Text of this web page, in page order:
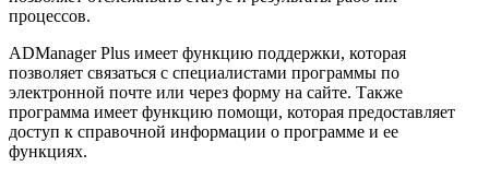
процессов.
ADManager Plus имеет функцию поддержки, которая
позволяет связаться с специалистами программы по
электронной почте или через форму на сайте. Также
программа имеет функцию помощи, которая предоставляет
доступ к справочной информации о программе и ее
функциях.